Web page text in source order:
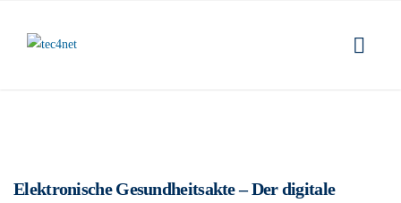
Elektronische Gesundheitsakte – Der digitale